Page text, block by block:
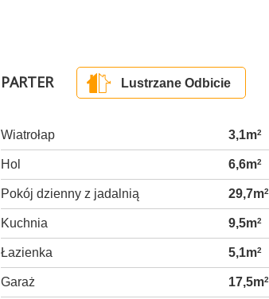
PARTER Lustrzane Odbicie
Wiatrołap 3,1m2
Hol 6,6m2
Pokój dzienny z jadalnią 29,7m2
Kuchnia 9,5m2
Łazienka 5,1m2
Garaż 17,5m2